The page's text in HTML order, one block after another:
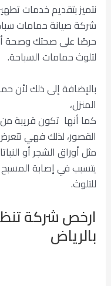
نتميز بتقديم خدمات
شركة صيانة حمامات
حرصًا على صحتك وصحة
لتلوث حمامات السباحة.
بالإضافة إلى ذلك لأن
المنزل،
كما أنها تكون قريبة
القصور، لذلك فهي
مثل أوراق الشجر أو
يتسبب في إصابة المسبح
للتلوث.
ارخص شركة
بالرياض